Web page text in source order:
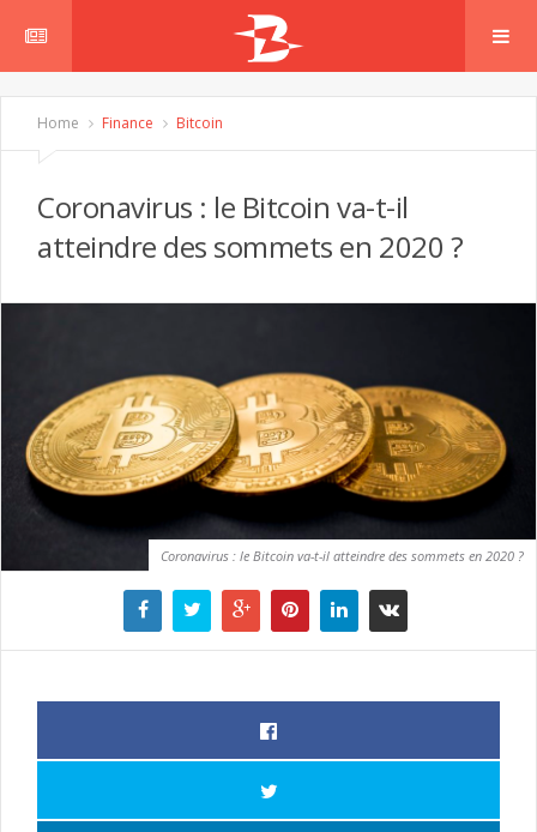
Home Finance Bitcoin
Coronavirus : le Bitcoin va-t-il
atteindre des sommets en 2020 ?
Coronavirus : le Bitcoin va-t-il atteindre des sommets en 2020 ?